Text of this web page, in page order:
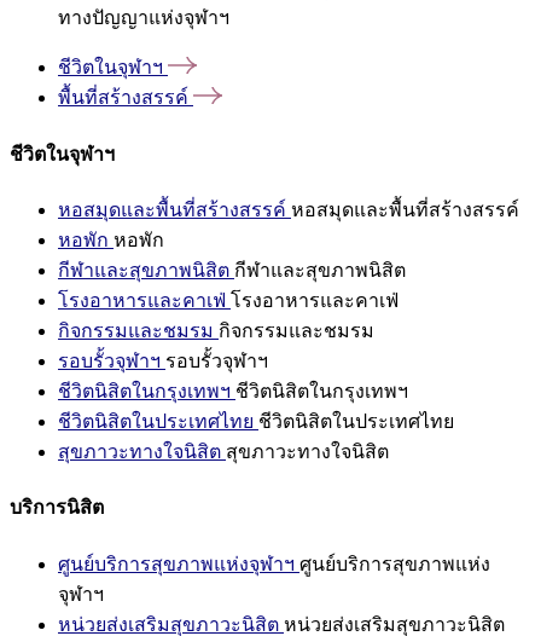
ทางปัญญาแห่งจุฬาฯ
ชีวิตในจุฬาฯ
พื้นที่สร้างสรรค์
ชีวิตในจุฬาฯ
หอสมุดและพื้นที่สร้างสรรค์ หอสมุดและพื้นที่สร้างสรรค์
หอพัก หอพัก
กีฬาและสุขภาพนิสิต กีฬาและสุขภาพนิสิต
โรงอาหารและคาเฟ่ โรงอาหารและคาเฟ่
กิจกรรมและชมรม กิจกรรมและชมรม
รอบรั้วจุฬาฯ รอบรั้วจุฬาฯ
ชีวิตนิสิตในกรุงเทพฯ ชีวิตนิสิตในกรุงเทพฯ
ชีวิตนิสิตในประเทศไทย ชีวิตนิสิตในประเทศไทย
สุขภาวะทางใจนิสิต สุขภาวะทางใจนิสิต
บริการนิสิต
ศูนย์บริการสุขภาพแห่งจุฬาฯ ศูนย์บริการสุขภาพแห่ง
จุฬาฯ
หน่วยส่งเสริมสุขภาวะนิสิต หน่วยส่งเสริมสุขภาวะนิสิต